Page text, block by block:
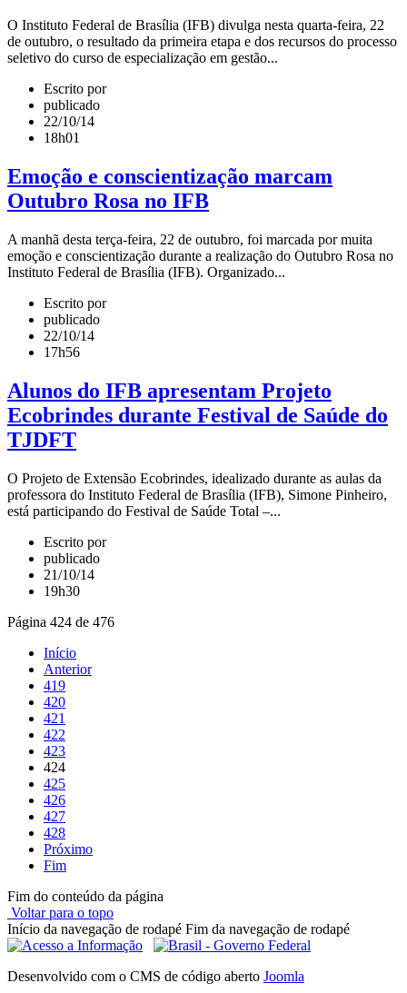
O Instituto Federal de Brasília (IFB) divulga nesta quarta-feira, 22
de outubro, o resultado da primeira etapa e dos recursos do processo
seletivo do curso de especialização em gestão...
Escrito por
publicado
22/10/14
18h01
Emoção e conscientização marcam
Outubro Rosa no IFB
A manhã desta terça-feira, 22 de outubro, foi marcada por muita
emoção e conscientização durante a realização do Outubro Rosa no
Instituto Federal de Brasília (IFB). Organizado...
Escrito por
publicado
22/10/14
17h56
Alunos do IFB apresentam Projeto
Ecobrindes durante Festival de Saúde do
TJDFT
O Projeto de Extensão Ecobrindes, idealizado durante as aulas da
professora do Instituto Federal de Brasília (IFB), Simone Pinheiro,
está participando do Festival de Saúde Total –...
Escrito por
publicado
21/10/14
19h30
Página 424 de 476
Início
Anterior
419
420
421
422
423
424
425
426
427
428
Próximo
Fim
Fim do conteúdo da página
Voltar para o topo
Início da navegação de rodapé Fim da navegação de rodapé
Desenvolvido com o CMS de código aberto Joomla